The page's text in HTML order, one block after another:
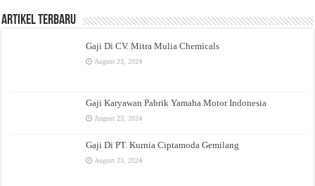
Artikel Terbaru
Gaji Di CV. Mitra Mulia Chemicals
August 23, 2024
Gaji Karyawan Pabrik Yamaha Motor Indonesia
August 23, 2024
Gaji Di PT. Kurnia Ciptamoda Gemilang
August 23, 2024